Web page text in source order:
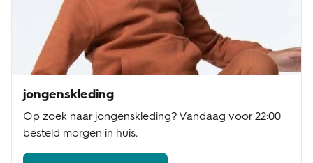
jongenskleding
Op zoek naar jongenskleding? Vandaag voor 22:00
besteld morgen in huis.